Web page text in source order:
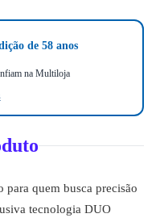
de 58 anos
na Multiloja
quem busca precisão
tecnologia DUO